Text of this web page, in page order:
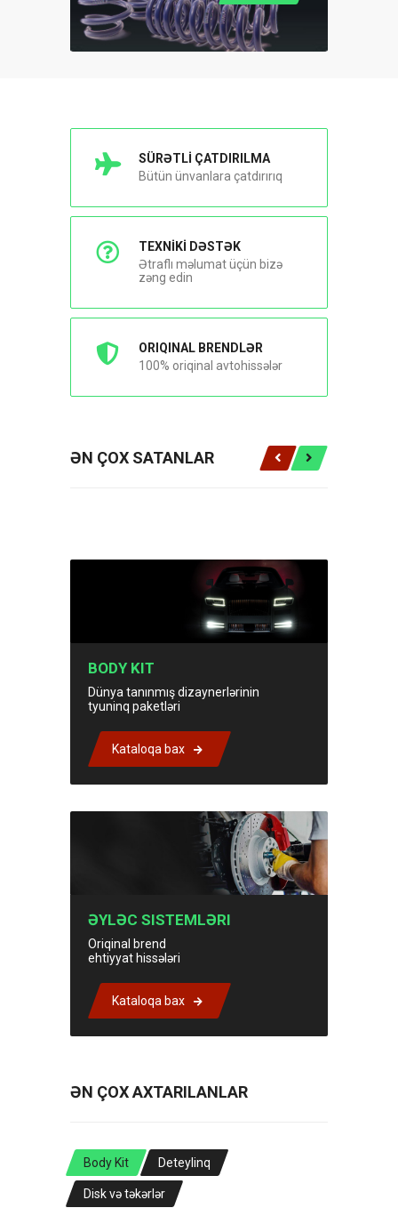
SÜRƏTLİ ÇATDIRILMA
Bütün ünvanlara çatdırırıq
TEXNİKİ DƏSTƏK
Ətraflı məlumat üçün bizə
zəng edin
ORIQINAL BRENDLƏR
100% oriqinal avtohissələr
ƏN ÇOX SATANLAR
BODY KIT
Dünya tanınmış dizaynerlərinin
tyuninq paketləri
Kataloqa bax
ƏYLƏC SISTEMLƏRI
Oriqinal brend
ehtiyyat hissələri
Kataloqa bax
ƏN ÇOX AXTARILANLAR
Body Kit Deteylinq
Disk və təkərlər